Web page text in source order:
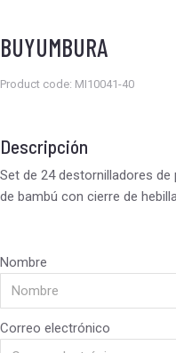
BUYUMBURA
Product code: MI10041-40
Descripción
Set de 24 destornilladores
de bambú con cierre de
Nombre
Correo electrónico